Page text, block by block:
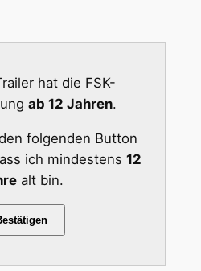
hat die FSK-
ab 12 Jahren.
folgenden Button
ich mindestens 12
alt bin.